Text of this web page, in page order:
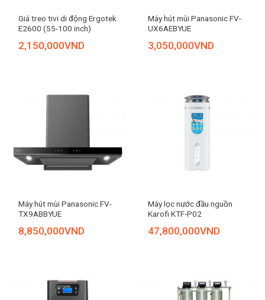
Giá treo tivi di động Ergotek
E2600 (55-100 inch)
2,150,000VND
Máy hút mùi Panasonic FV-
UX6AEBYUE
3,050,000VND
Máy hút mùi Panasonic FV-
TX9ABBYUE
8,850,000VND
Máy lọc nước đầu nguồn
Karofi KTF-P02
47,800,000VND